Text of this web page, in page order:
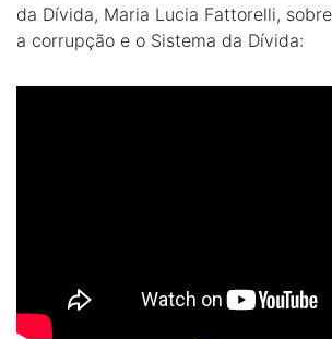
da Dívida, Maria Lucia Fattorelli,
a corrupção e o Sistema da Dívida: